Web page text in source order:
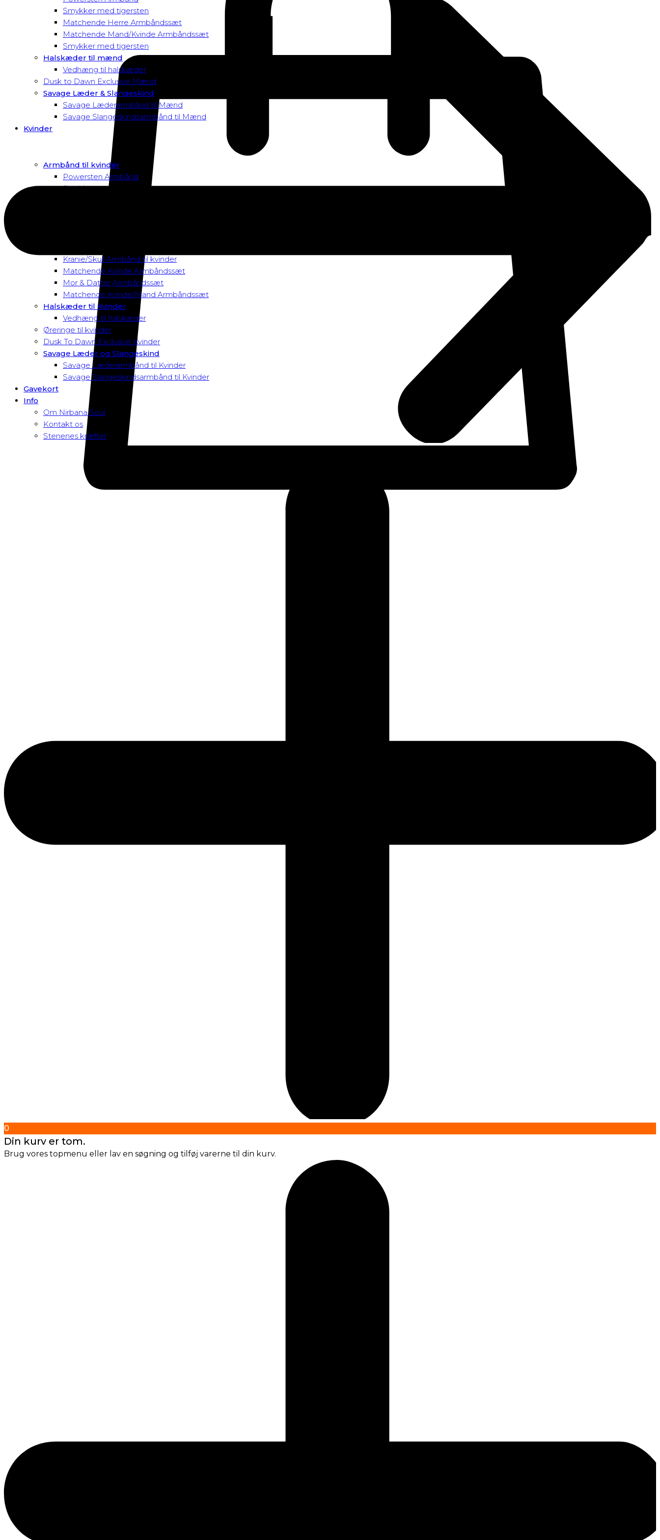
Smykker med tigersten
Matchende Herre Armbåndssæt
Matchende Mand/Kvinde Armbåndssæt
Smykker med tigersten
Halskæder til mænd
Vedhæng til halskæder
Dusk to Dawn Exclusive Mænd
Savage Læder & Slangeskind
Savage Læderarmbånd til Mænd
Savage Slangeskindsarmbånd til Mænd
Kvinder
Armbånd til kvinder
Powersten Armbånd
Smykker med tigersten
Kranie/Skull Armbånd til kvinder
Matchende Kvinde Armbåndssæt
Mor & Datter Armbåndssæt
Matchende Kvinde/Mand Armbåndssæt
Halskæder til Kvinder
Vedhæng til halskæder
Øreringe til kvinder
Dusk To Dawn Exclusive Kvinder
Savage Læder og Slangeskind
Savage Læderarmbånd til Kvinder
Savage Slangeskindsarmbånd til Kvinder
Gavekort
Info
Om Nirbana Soul
Kontakt os
Stenenes kræfter
0
Din kurv er tom.
Brug vores topmenu eller lav en søgning og tilføj varerne til din kurv.